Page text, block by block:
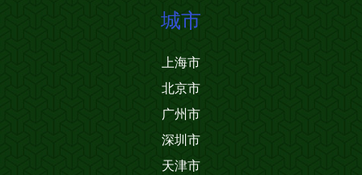
城市
上海市
北京市
广州市
深圳市
天津市